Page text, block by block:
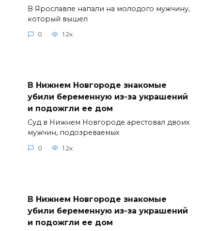
В Ярославле напали на молодого мужчину,
который вышел
0 1.2к.
В Нижнем Новгороде знакомые
убили беременную из-за украшений
и подожгли ее дом
Суд в Нижнем Новгороде арестовал двоих
мужчин, подозреваемых
0 1.2к.
В Нижнем Новгороде знакомые
убили беременную из-за украшений
и подожгли ее дом